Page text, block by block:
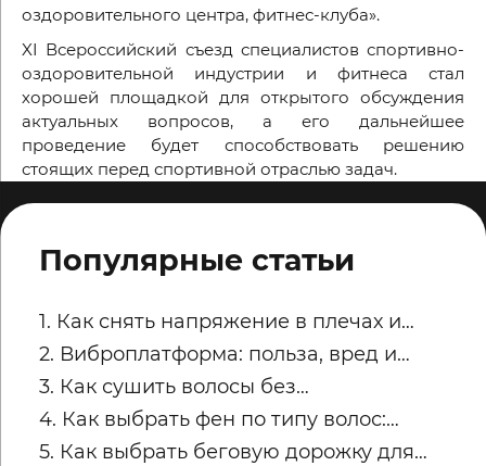
оздоровительного центра, фитнес-клуба».
XI Всероссийский съезд специалистов спортивно-
оздоровительной индустрии и фитнеса стал
хорошей площадкой для открытого обсуждения
актуальных вопросов, а его дальнейшее
проведение будет способствовать решению
стоящих перед спортивной отраслью задач.
Популярные статьи
1. Как снять напряжение в плечах и
трапециях после рабочего дня
2. Виброплатформа: польза, вред и
советы по безопасным занятиям
3. Как сушить волосы без
пересушивания
4. Как выбрать фен по типу волос:
тонкие, кудрявые, пористые и
5. Как выбрать беговую дорожку для